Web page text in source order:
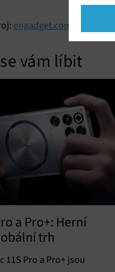
obsahu.
Funkce
engadget.com
vám líbit
a Pro+: Herní
trh
11S Pro a Pro+ jsou